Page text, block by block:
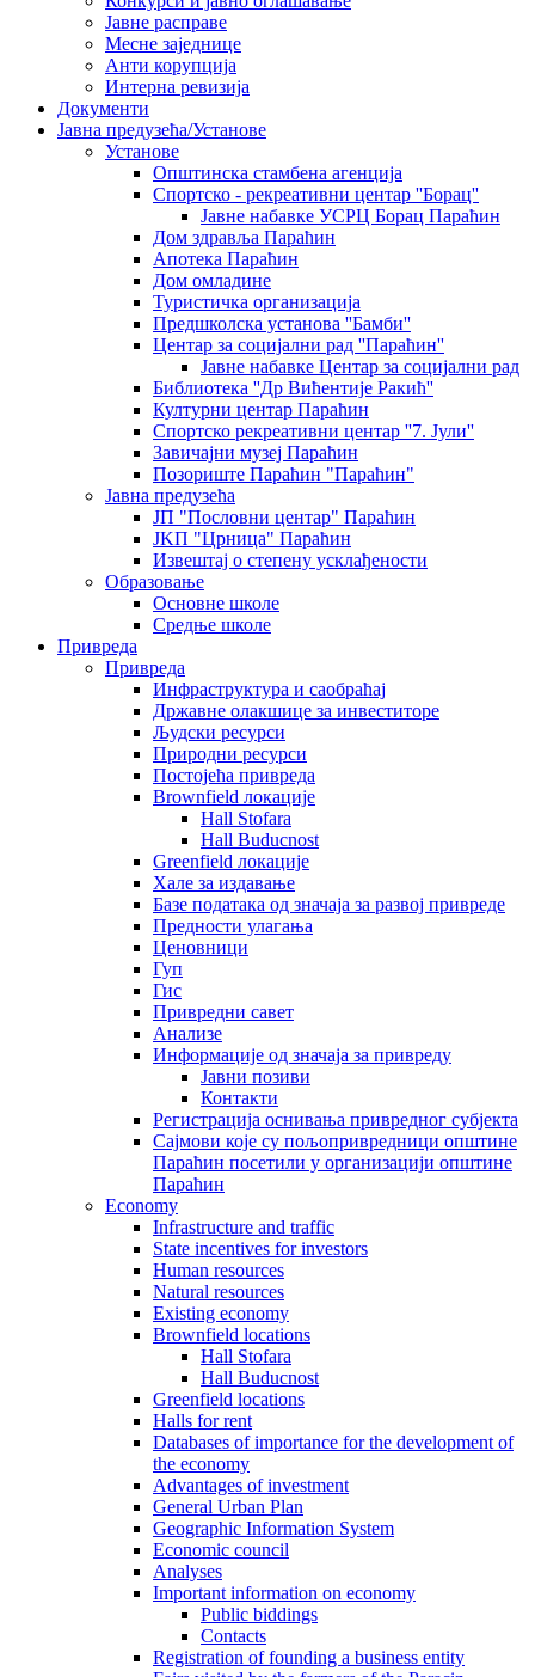
Јавне расправе
Месне заједнице
Анти корупција
Интерна ревизија
Документи
Јавна предузећа/Установе
Установе
Општинскa стамбенa агенцијa
Спортско - рекреативни центар ''Борац''
Јавне набавке УСРЦ Борац Параћин
Дом здравља Параћин
Апотека Параћин
Дом омладине
Туристичка организација
Предшколска установа ''Бамби''
Центар за социјални рад ''Параћин''
Јавне набавке Центар за социјални рад
Библиотека ''Др Вићентије Ракић''
Културни центар Параћин
Спортско рекреативни центар ''7. Јули''
Завичајни музеј Параћин
Позориште Параћин "Параћин"
Јавна предузећа
ЈП "Пословни центар" Параћин
ЈKП "Црница" Параћин
Извештај о степену усклађености
Образовање
Основне школе
Средње школе
Привреда
Привреда
Инфраструктура и саобраћај
Државне олакшице за инвеститоре
Људски ресурси
Природни ресурси
Постојећа привреда
Brownfield локације
Hall Stofara
Hall Buducnost
Greenfield локације
Хале за издавање
Базе података од значаја за развој привреде
Предности улагања
Ценовници
Гуп
Гис
Привредни савет
Aнализе
Информације од значаја за привреду
Јавни позиви
Контакти
Регистрација оснивања привредног субјекта
Сајмови које су пољопривредници општине
Параћин посетили у организацији општине
Параћин
Economy
Infrastructure and traffic
State incentives for investors
Human resources
Natural resources
Existing economy
Brownfield locations
Hall Stofara
Hall Buducnost
Greenfield locations
Halls for rent
Databases of importance for the development of
the economy
Advantages of investment
General Urban Plan
Geographic Information System
Еconomic council
Analyses
Important information on economy
Public biddings
Contacts
Registration of founding a business entity